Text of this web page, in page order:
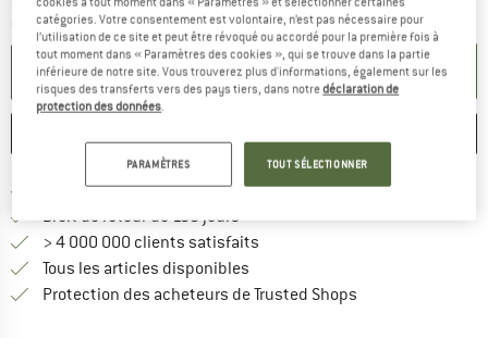
Quantité:
AJOUTER AU PANIER
Livraison gratuite dès 69 € (FR)Trouve les infos sur la
Droit de retour de 100 jours
> 4 000 000 clients satisfaits
Tous les articles disponibles
Protection des acheteurs de Trusted Shops
catégories. Votre consentement est volontaire, n’est pas nécessaire pour
l’utilisation de ce site et peut être révoqué ou accordé pour la première fois à
tout moment dans « Paramètres des cookies », qui se trouve dans la partie
inférieure de notre site. Vous trouverez plus d'informations, également sur les
risques des transferts vers des pays tiers, dans notredéclaration de
protection des données.
PARAMÈTRES TOUT SÉLECTIONNER